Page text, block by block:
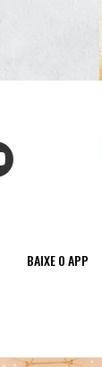
BAIXE O APP